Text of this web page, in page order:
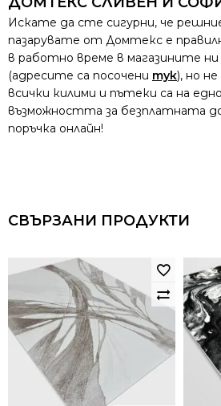
Искате да сте сигурни, че
пазарувате от Домтекс е
в работно време в магазините ни
(адресите са посочени тук), но
всички килими и пътеки са на
възможността за безплатната
поръчка онлайн!
СВЪРЗАНИ ПРОДУКТИ